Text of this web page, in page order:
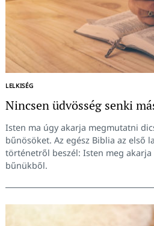
LELKISÉG
Nincsen üdvösség senki
Isten ma úgy akarja megmutatni
bűnösöket. Az egész Biblia az első
történetről beszél: Isten meg
bűnükből.